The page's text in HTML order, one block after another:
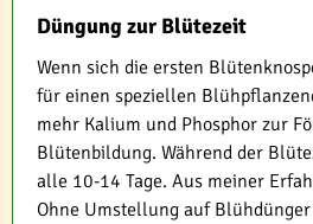
Düngung zur Blütezeit
Wenn sich die ersten
für einen speziellen
mehr Kalium und Phosphor zur
Blütenbildung. Während der
alle 10-14 Tage. Aus meiner
Ohne Umstellung auf